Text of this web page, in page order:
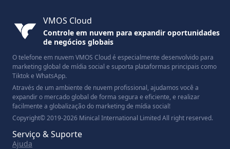
VMOS Cloud
Controle em nuvem para expandir oportunidades
de negócios globais
O telefone em nuvem VMOS Cloud é especialmente desenvolvido para
marketing global de mídia social e suporta plataformas principais como
Tiktok e WhatsApp.
Através de um ambiente de nuvem profissional, ajudamos você a
expandir o mercado global de forma segura e eficiente, e realizar
facilmente a globalização do marketing de mídia social!
Copyright© 2019-2026 Minical International Limited All right reserved.
Serviço & Suporte
Ajuda